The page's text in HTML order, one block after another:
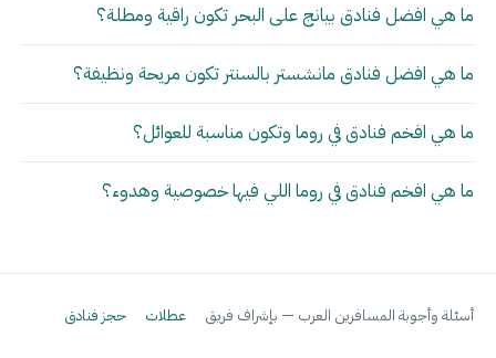
ما هي افضل فنادق بيانج على البحر تكون راقية ومطلة؟
ما هي افضل فنادق مانشستر بالسنتر تكون مريحة ونظيفة؟
ما هي افخم فنادق في روما وتكون مناسبة للعوائل؟
ما هي افخم فنادق في روما اللي فيها خصوصية وهدوء؟
أسئلة وأجوبة المسافرين العرب — بإشراف فريق عطلات حجز فنادق